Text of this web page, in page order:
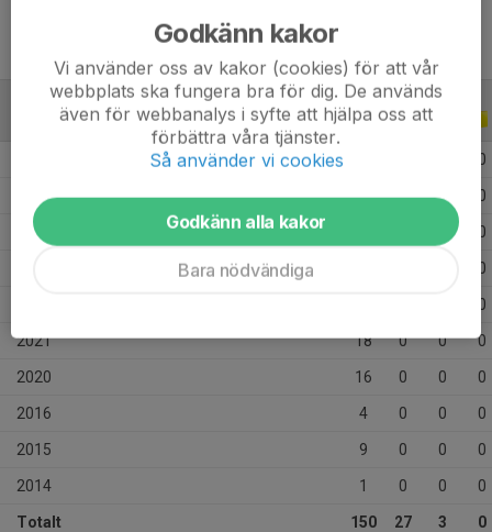
ALLA SERIER ALLA ÅR
0
2025 29 18 3 0
2024 0
0
0
2021 18 0 0 0
2020 16 0 0 0
2016 4 0 0 0
2015 9 0 0 0
2014 1 0 0 0
Totalt 150 27 3 0
Godkänn kakor
Vi använder oss av kakor (cookies) för att vår
webbplats ska fungera bra för dig. De används
även för webbanalys i syfte att hjälpa oss att
förbättra våra tjänster.
Så använder vi cookies
Godkänn alla kakor
Bara nödvändiga